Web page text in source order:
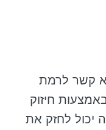
קשר לרמת
חיזוק
יכול לחזק את